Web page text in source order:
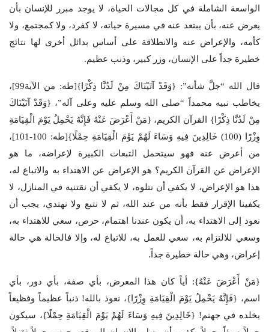
الواسعة الشاملة في كل مجالات الحياة، لا يوجد مبرر للإنسان بأن
يعرض عنه، بأن يبتعد عنه في مسيرة حياته، لا كفرد، ولا كمجتمع، ولا
كأمه، والإعراض عنه والانطلاقة على أساس بدائل أخرى لها نتائج
خطيرة جداً على الإنسان، وزر كبير، وذنب عظيم.
قال الله “جلَّ شأنه”: {وَقَدْ آتَيْنَاكَ مِنْ لَدُنَّا ذِكْرًا}[طه: من الآية99]،
يخاطب نبيه محمداً “صلى الله وسلم عليه وعلى آله”، {وَقَدْ آتَيْنَاكَ
مِنْ لَدُنَّا ذِكْرًا} القرآن الكريم، {مَنْ أَعْرَضَ عَنْهُ فَإِنَّهُ يَحْمِلُ يَوْمَ الْقِيَامَةِ
وِزْرًا (100) خَالِدِينَ فِيهِ وَسَاءَ لَهُمْ يَوْمَ الْقِيَامَةِ حِمْلًا}[طه: 100-101]،
من أعرض عنه فهو سيتحمل التبعات الكبيرة لإعراضه، ما هو
الإعراض عن القرآن الكريم؟ هو الإعراض عن الاهتداء به والاتباع له،
هذا هو الإعراض، لا يكفي أن نتلوه، لا يكفي أن نقتنيه في المنازل، لا
يكفينا الإقرار فقط بأنه من عند الله، ثم لا نتبع ولا نهتدي، يجب أن
نعود إلى الاهتداء به، أن يكون عندنا اهتمام، حرص، سعي للاهتداء به،
وسعي للالتزام به، سعي للعمل به، للاتباع له، وإلا فالحالة هي حالة
إعراض، وهي حالة خطيرة جداً.
{مَنْ أَعْرَضَ عَنْهُ}: أياً كان هذا المعرض، بأي صفة، بأي دور، بأي
اسم، {فَإِنَّهُ يَحْمِلُ يَوْمَ الْقِيَامَةِ وِزْرًا}، نعوذ بالله! ذنباً عظيماً وفظيعاً
يخلده في جهنم! {خَالِدِينَ فِيهِ وَسَاءَ لَهُمْ يَوْمَ الْقِيَامَةِ حِمْلًا}، سيكون